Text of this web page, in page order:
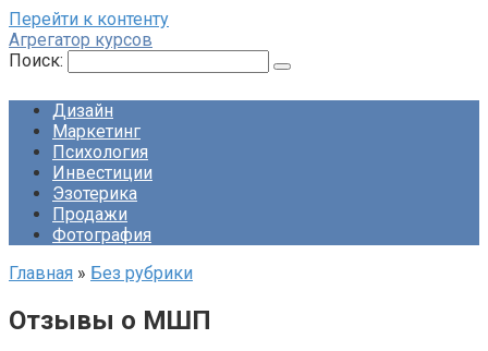
Перейти к контенту
Агрегатор курсов
Поиск:
Дизайн
Маркетинг
Психология
Инвестиции
Эзотерика
Продажи
Фотография
Главная » Без рубрики
Отзывы о МШП